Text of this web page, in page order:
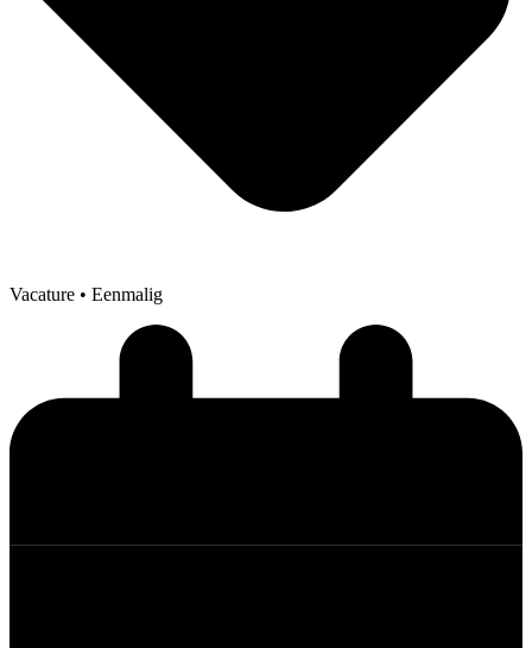
Vacature • Eenmalig